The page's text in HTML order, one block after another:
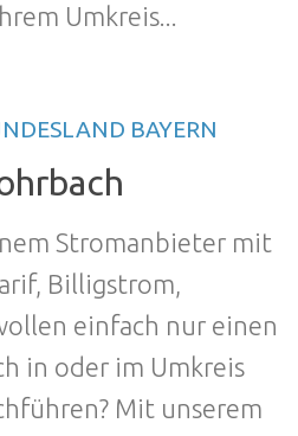
Umkreis...
BAYERN
Stromanbieter mit
Billigstrom,
einfach nur einen
in oder im Umkreis
Mit unserem